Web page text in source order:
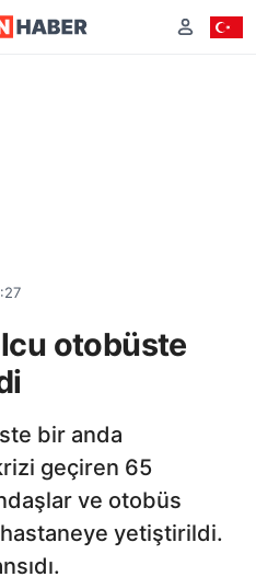
otobüste
bir anda
geçiren 65
ve otobüs
yetiştirildi.